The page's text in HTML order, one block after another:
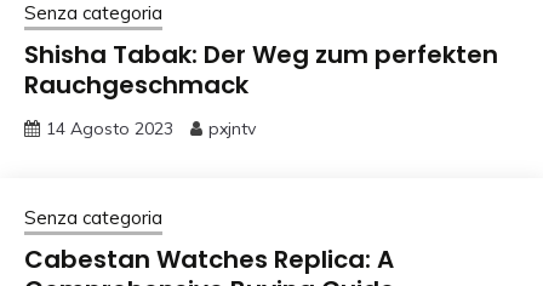
Senza categoria
Shisha Tabak: Der Weg zum perfekten
Rauchgeschmack
14 Agosto 2023 pxjntv
Senza categoria
Cabestan Watches Replica: A